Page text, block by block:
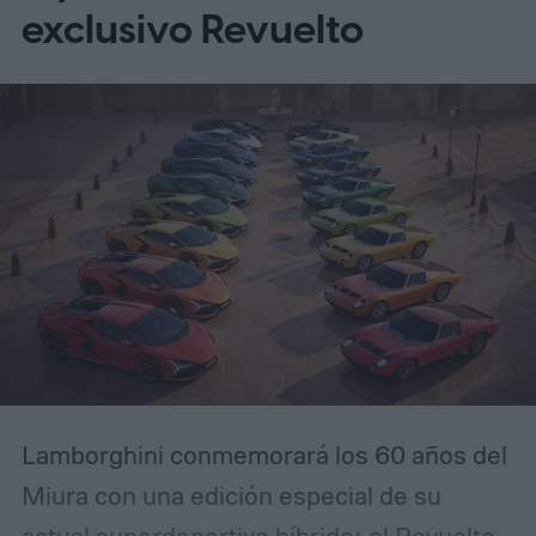
exclusivo Revuelto
Lamborghini conmemorará los 60 años del
Miura con una edición especial de su